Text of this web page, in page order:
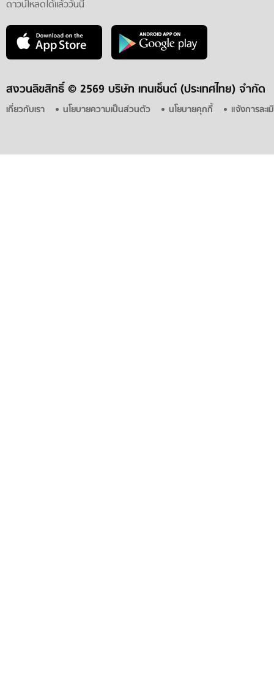
ดาวน์โหลดได้แล้ววันนี้
สงวนลิขสิทธิ์ © 2569 บริษัท เทนเซ็นต์ (ประเทศไทย) จำกัด
เกี่ยวกับเรา นโยบายความเป็นส่วนตัว นโยบายคุกกี้ แจ้งการละ